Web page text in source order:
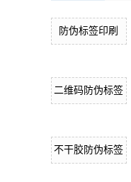
防伪标签印刷
二维码防伪标签
不干胶防伪标签